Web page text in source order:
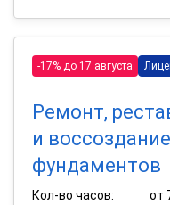
-17% до 17 августа
Ремонт,
и
фундаментов
Кол-во часов:
от